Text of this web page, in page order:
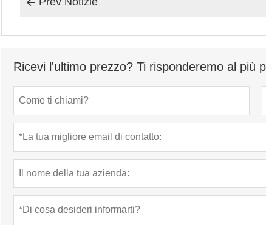

Ricevi l'ultimo prezzo? Ti risponderemo al più